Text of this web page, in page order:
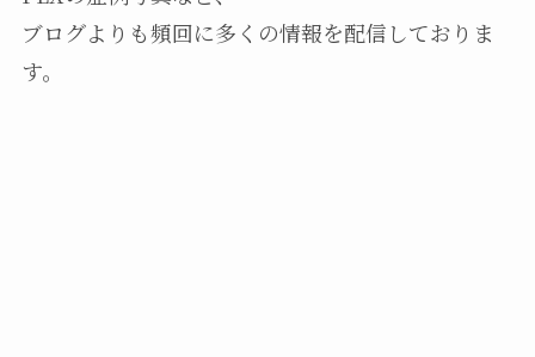
ブログよりも頻回に多くの情報を配信しておりま
す。